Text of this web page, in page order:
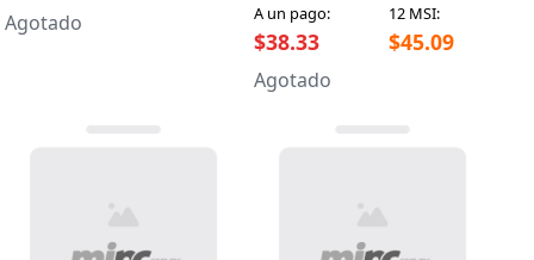
Agotado A un pago: 12 MSI:
$38.33 $45.09
Agotado